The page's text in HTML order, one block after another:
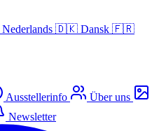
Nederlands 🇩🇰 Dansk 🇫🇷
Ausstellerinfo
Über uns
Newsletter